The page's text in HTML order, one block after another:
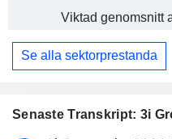
Senaste Transkript: 3i
Viktad genomsnitt
Se alla sektorprestanda